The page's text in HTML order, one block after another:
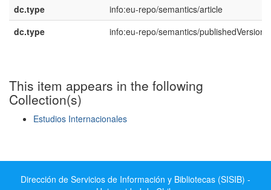
dc.type
info:eu-repo/semantics/article
dc.type
info:eu-repo/semantics/publishedVersion
This item appears in the following
Collection(s)
Estudios Internacionales
Dirección de Servicios de Información y Bibliotecas (SISIB) -